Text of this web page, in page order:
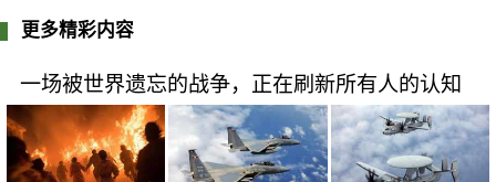
更多精彩内容
一场被世界遗忘的战争，正在刷新所有人的认知